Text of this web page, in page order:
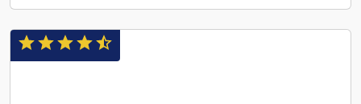
ciudad...